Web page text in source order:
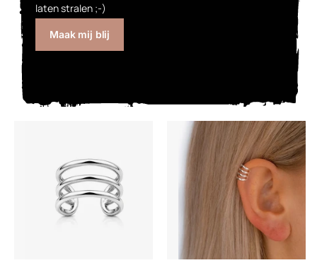
laten stralen ;-)
Maak mij blij